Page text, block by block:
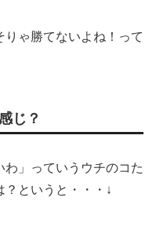
ゃ勝てないよね！って
じ？
わ」っていうウチのコた
というと・・・↓